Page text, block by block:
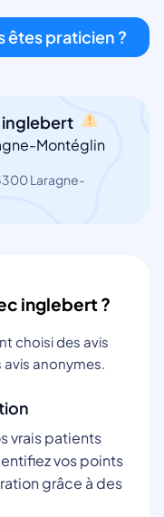
êtes praticien ?
inglebert
Montéglin
Laragne-
inglebert ?
choisi des avis
anonymes.
vrais patients
vos points
grâce à des